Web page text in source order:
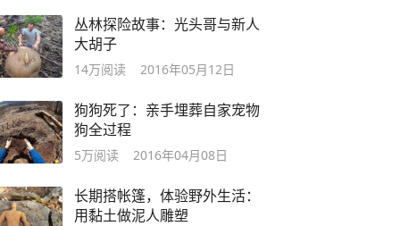
丛林探险故事：光头哥与新人
大胡子
14万阅读 2016年05月12日
狗狗死了：亲手埋葬自家宠物
狗全过程
5万阅读 2016年04月08日
长期搭帐篷，体验野外生活：
用黏土做泥人雕塑